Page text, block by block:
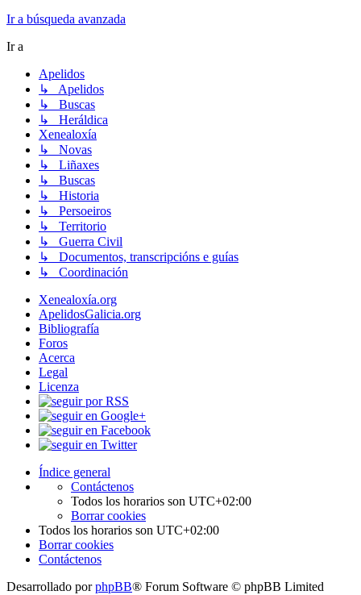
Ir a búsqueda avanzada
Ir a
Apelidos
↳ Apelidos
↳ Buscas
↳ Heráldica
Xenealoxía
↳ Novas
↳ Liñaxes
↳ Buscas
↳ Historia
↳ Persoeiros
↳ Territorio
↳ Guerra Civil
↳ Documentos, transcripcións e guías
↳ Coordinación
Xenealoxía.org
ApelidosGalicia.org
Bibliografía
Foros
Acerca
Legal
Licenza
Índice general
Contáctenos
Todos los horarios son UTC+02:00
Borrar cookies
Todos los horarios son UTC+02:00
Borrar cookies
Contáctenos
Desarrollado porphpBB® Forum Software © phpBB Limited